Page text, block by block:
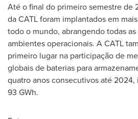
Até o final do primeiro semestre de
da CATL foram implantados em
todo o mundo, abrangendo todas
ambientes operacionais. A CATL
primeiro lugar na participação de
globais de baterias para
quatro anos consecutivos até
93 GWh.